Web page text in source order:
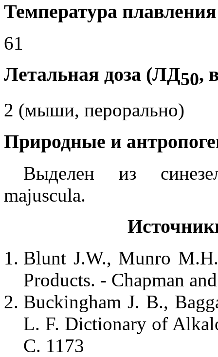
Температура
61
Летальная доза (ЛД50,
2 (мыши, перорально)
Природные и
Выделен из
majuscula.
Blunt J.W., Munro
Products. - Chapman
Buckingham J. B.,
L. F. Dictionary of
С. 1173